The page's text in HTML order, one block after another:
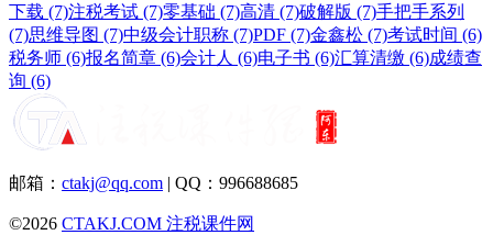
下载 (7)注税考试 (7)零基础 (7)高清 (7)破解版 (7)手把手系列
(7)思维导图 (7)中级会计职称 (7)PDF (7)金鑫松 (7)考试时间 (6)
税务师 (6)报名简章 (6)会计人 (6)电子书 (6)汇算清缴 (6)成绩查
询 (6)
邮箱： ctakj@qq.com | QQ：996688685
©2026 CTAKJ.COM 注税课件网